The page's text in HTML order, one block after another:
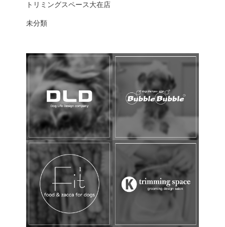
トリミングスペース大在店
未分類